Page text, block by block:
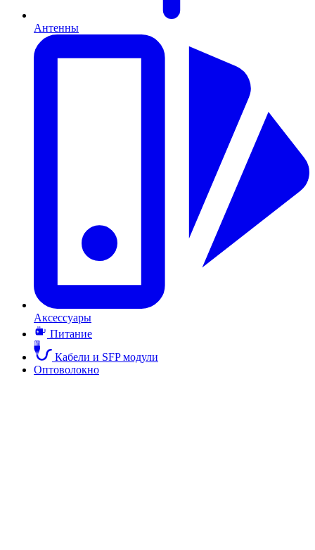
Антенны
Аксессуары
Питание
Кабели и SFP модули
Оптоволокно